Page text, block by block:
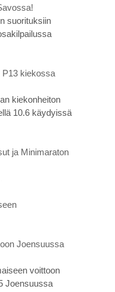
suorituksiin
P13 kiekossa
kiekonheiton
10.6 käydyissä
ja Minimaraton
Joensuussa
voittoon
Joensuussa